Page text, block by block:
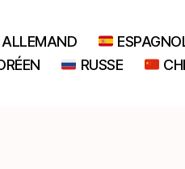
ALLEMAND
RUSSE